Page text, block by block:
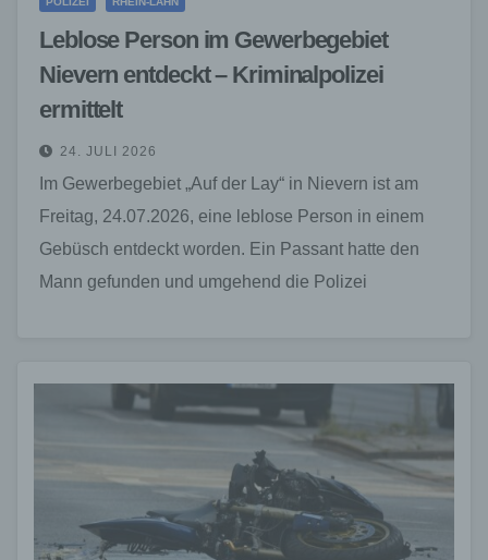
Leblose Person im Gewerbegebiet
Nievern entdeckt – Kriminalpolizei
ermittelt
24. JULI 2026
Im Gewerbegebiet „Auf der Lay“ in Nievern ist am
Freitag, 24.07.2026, eine leblose Person in einem
Gebüsch entdeckt worden. Ein Passant hatte den
Mann gefunden und umgehend die Polizei